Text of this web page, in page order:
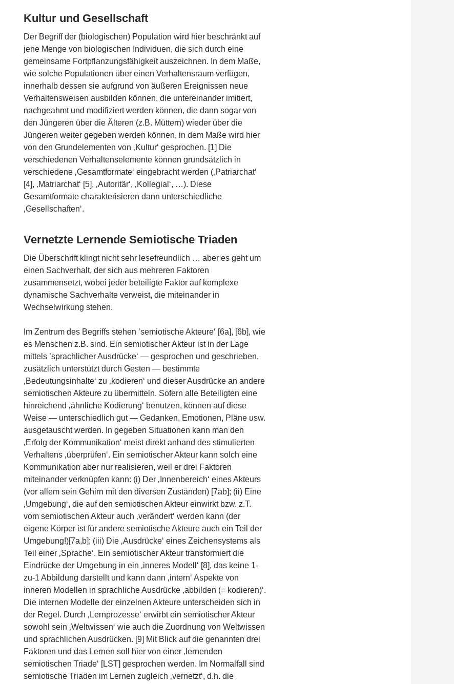
Kultur und Gesellschaft
Der Begriff der (biologischen) Population wird hier beschränkt auf
jene Menge von biologischen Individuen, die sich durch eine
gemeinsame Fortpflanzungsfähigkeit auszeichnen. In dem Maße,
wie solche Populationen über einen Verhaltensraum verfügen,
innerhalb dessen sie aufgrund von äußeren Ereignissen neue
Verhaltensweisen ausbilden können, die untereinander imitiert,
nachgeahmt und modifiziert werden können, die dann sogar von
den Jüngeren über die Älteren (z.B. Müttern) wieder über die
Jüngeren weiter gegeben werden können, in dem Maße wird hier
von den Grundelementen von ‚Kultur‘ gesprochen. [1] Die
verschiedenen Verhaltenselemente können grundsätzlich in
verschiedene ‚Gesamtformate‘ eingebracht werden (‚Patriarchat‘
[4], ‚Matriarchat‘ [5], ‚Autoritär‘, ‚Kollegial‘, …). Diese
Gesamtformate charakterisieren dann unterschiedliche
‚Gesellschaften‘.
Vernetzte Lernende Semiotische Triaden
Die Überschrift klingt nicht sehr lesefreundlich … aber es geht um
einen Sachverhalt, der sich aus mehreren Faktoren
zusammensetzt, wobei jeder beteiligte Faktor auf komplexe
dynamische Sachverhalte verweist, die miteinander in
Wechselwirkung stehen.
Im Zentrum des Begriffs stehen ’semiotische Akteure‘ [6a], [6b], wie
es Menschen z.B. sind. Ein semiotischer Akteur ist in der Lage
mittels ’sprachlicher Ausdrücke‘ — gesprochen und geschrieben,
zusätzlich unterstützt durch Gesten — bestimmte
‚Bedeutungsinhalte‘ zu ‚kodieren‘ und dieser Ausdrücke an andere
semiotischen Akteure zu übermitteln. Sofern alle Beteiligten eine
hinreichend ‚ähnliche Kodierung‘ benutzen, können auf diese
Weise — unterschiedlich gut — Gedanken, Emotionen, Pläne usw.
ausgetauscht werden. In gegeben Situationen kann man den
‚Erfolg der Kommunikation‘ meist direkt anhand des stimulierten
Verhaltens ‚überprüfen‘. Ein semiotischer Akteur kann solch eine
Kommunikation aber nur realisieren, weil er drei Faktoren
miteinander verknüpfen kann: (i) Der ‚Innenbereich‘ eines Akteurs
(vor allem sein Gehirn mit den diversen Zuständen) [7ab]; (ii) Eine
‚Umgebung‘, die auf den semiotischen Akteur einwirkt bzw. z.T.
vom semiotischen Akteur auch ‚verändert‘ werden kann (der
eigene Körper ist für andere semiotische Akteure auch ein Teil der
Umgebung!)[7a,b]; (iii) Die ‚Ausdrücke‘ eines Zeichensystems als
Teil einer ‚Sprache‘. Ein semiotischer Akteur transformiert die
Eindrücke der Umgebung in ein ‚inneres Modell‘ [8], das keine 1-
zu-1 Abbildung darstellt und kann dann ‚intern‘ Aspekte von
inneren Modellen in sprachliche Ausdrücke ‚abbilden (= kodieren)‘.
Die internen Modelle der einzelnen Akteure unterscheiden sich in
der Regel. Durch ‚Lernprozesse‘ erwirbt ein semiotischer Akteur
sowohl sein ‚Weltwissen‘ wie auch die Zuordnung von Weltwissen
und sprachlichen Ausdrücken. [9] Mit Blick auf die genannten drei
Faktoren und das Lernen soll hier von einer ‚lernenden
semiotischen Triade‘ [LST] gesprochen werden. Im Normalfall sind
semiotische Triaden im Lernen zugleich ‚vernetzt‘, d.h. die